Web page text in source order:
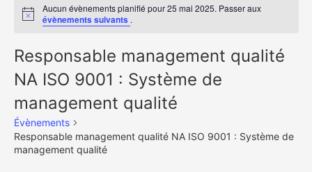
Notice
Aucun évènements planifié pour 25 mai 2025. Passer aux
évènements suivants .
Responsable management qualité
NA ISO 9001 : Système de
management qualité
Évènements
Responsable management qualité NA ISO 9001 : Système de
management qualité